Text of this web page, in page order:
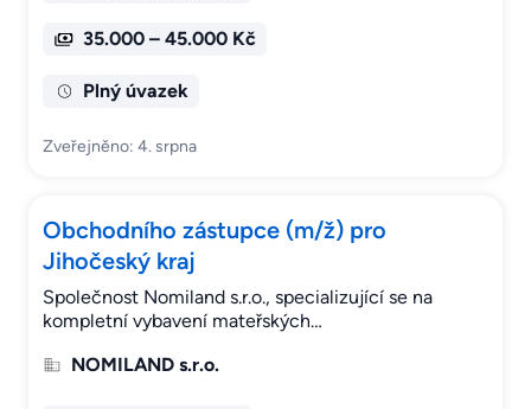
35.000 – 45.000 Kč
Plný úvazek
Zveřejněno: 4. srpna
Obchodního zástupce (m/ž) pro
Jihočeský kraj
Společnost Nomiland s.r.o., specializující se na
kompletní vybavení mateřských…
NOMILAND s.r.o.